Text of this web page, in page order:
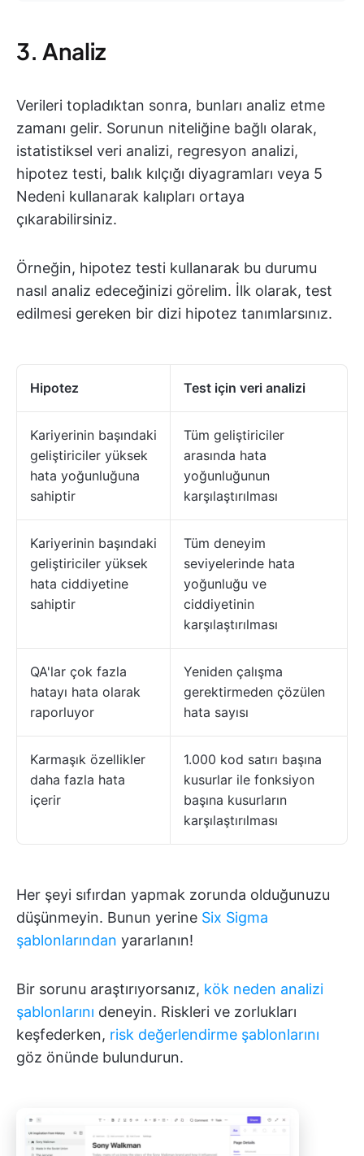
3. Analiz
Verileri topladıktan sonra, bunları analiz etme
zamanı gelir. Sorunun niteliğine bağlı olarak,
istatistiksel veri analizi, regresyon analizi,
hipotez testi, balık kılçığı diyagramları veya 5
Nedeni kullanarak kalıpları ortaya
çıkarabilirsiniz.
Örneğin, hipotez testi kullanarak bu durumu
nasıl analiz edeceğinizi görelim. İlk olarak, test
edilmesi gereken bir dizi hipotez tanımlarsınız.
Hipotez Test için veri analizi
Kariyerinin başındaki
geliştiriciler yüksek
hata yoğunluğuna
sahiptir
Tüm geliştiriciler
arasında hata
yoğunluğunun
karşılaştırılması
Kariyerinin başındaki
geliştiriciler yüksek
hata ciddiyetine
sahiptir
Tüm deneyim
seviyelerinde hata
yoğunluğu ve
ciddiyetinin
karşılaştırılması
QA'lar çok fazla
hatayı hata olarak
raporluyor
Yeniden çalışma
gerektirmeden çözülen
hata sayısı
Karmaşık özellikler
daha fazla hata
içerir
1.000 kod satırı başına
kusurlar ile fonksiyon
başına kusurların
karşılaştırılması
Her şeyi sıfırdan yapmak zorunda olduğunuzu
düşünmeyin. Bunun yerine Six Sigma
şablonlarından yararlanın!
Bir sorunu araştırıyorsanız, kök neden analizi
şablonlarını deneyin. Riskleri ve zorlukları
keşfederken, risk değerlendirme şablonlarını
göz önünde bulundurun.